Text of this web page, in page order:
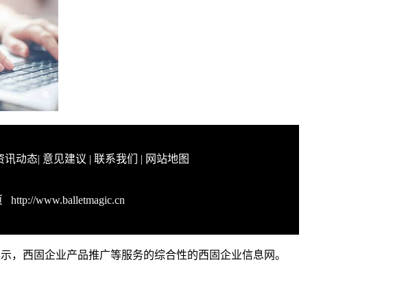
讯动态| 意见建议 | 联系我们 | 网站地图
http://www.balletmagic.cn
，西固企业产品推广等服务的综合性的西固企业信息网。